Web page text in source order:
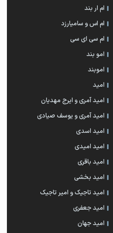
ام‌ ار بند
ام اس و سامیارزد
ام سی ای سی
امو بند
اموبند
امید
امید آمری و ایرج مهدیان
امید آمری و یوسف صیادی
امید اسدی
امید امیدی
امید باقری
امید بخشی
امید تاجیک و امیر تاجیک
امید جعفری
امید جهان